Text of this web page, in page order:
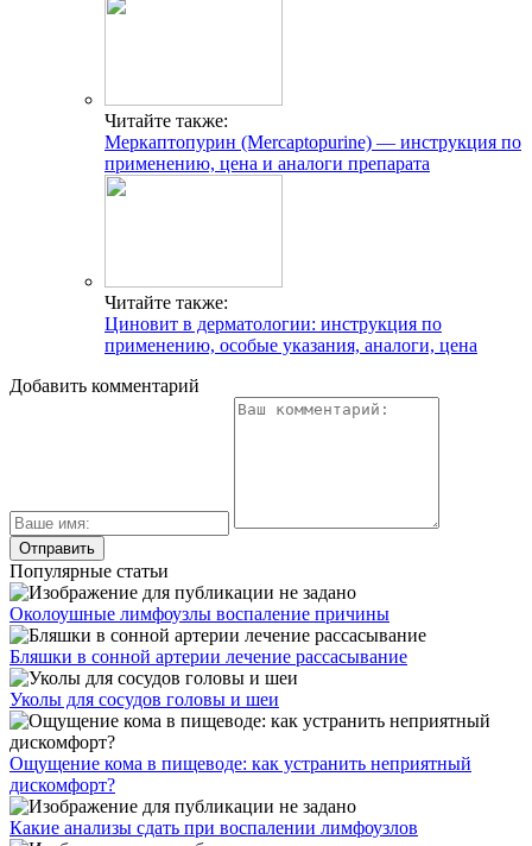
Читайте также:
Меркаптопурин (Mercaptopurine) — инструкция по
применению, цена и аналоги препарата
Читайте также:
Циновит в дерматологии: инструкция по
применению, особые указания, аналоги, цена
Добавить комментарий
Популярные статьи
Околоушные лимфоузлы воспаление причины
Бляшки в сонной артерии лечение рассасывание
Уколы для сосудов головы и шеи
Ощущение кома в пищеводе: как устранить неприятный
дискомфорт?
Какие анализы сдать при воспалении лимфоузлов